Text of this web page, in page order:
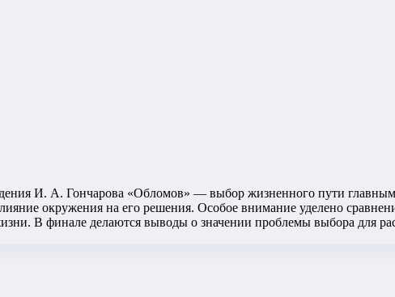
И. А. Гончарова «Обломов» — выбор жизненного пути
окружения на его решения. Особое внимание уделено
В финале делаются выводы о значении проблемы выбора для